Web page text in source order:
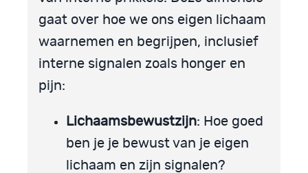
gaat over hoe we ons eigen lichaam
waarnemen en begrijpen, inclusief
interne signalen zoals honger en
pijn:
Lichaamsbewustzijn: Hoe goed
ben je je bewust van je eigen
lichaam en zijn signalen?